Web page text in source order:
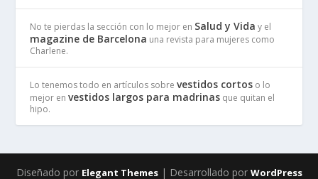
No te pierdas la sección con lo mejor en Salud y Vida y el
magazine de Barcelona una revista para mujeres como
Charlene.
Lo tenemos todo en artículos sobrevestidos cortos o lo
mejor envestidos largos para madrinas que quitan el
hipo.
Diseñado por Elegant Themes| Desarrollado por WordPress